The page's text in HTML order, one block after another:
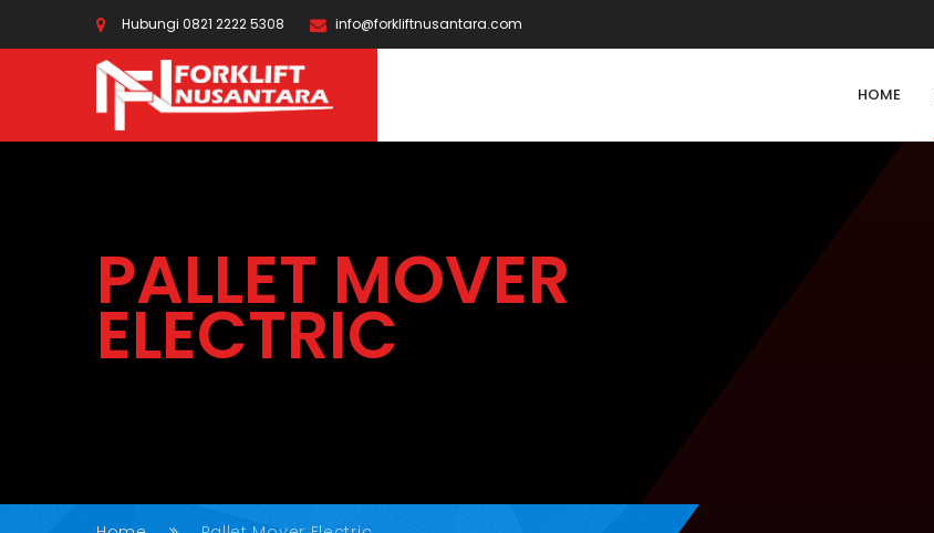
Hubungi 0821 2222 5308 info@forkliftnusantara.com
HOME
PALLET MOVER
ELECTRIC